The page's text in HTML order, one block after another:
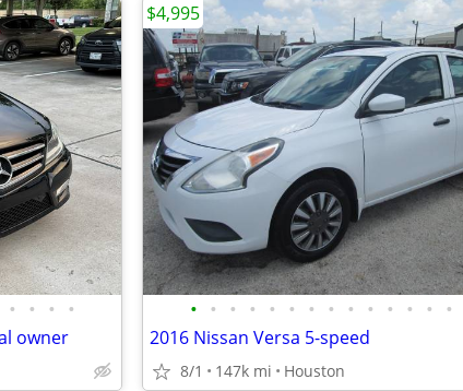
• • • •
owner
• • • • • • • • • • • • • •
2016 Nissan Versa 5-speed
8/1 147k mi Houston
$4,995